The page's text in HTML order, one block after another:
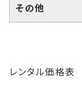
その他
レンタル価格表